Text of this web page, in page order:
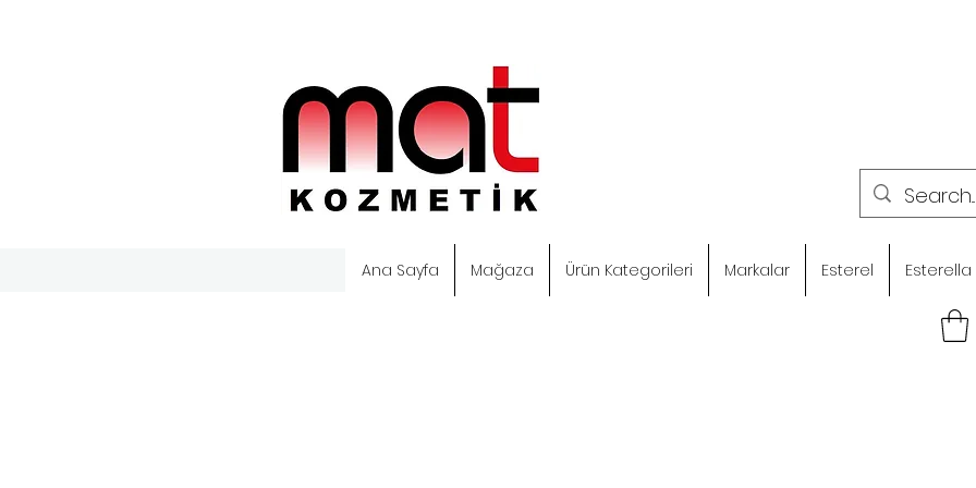
Ana Sayfa Mağaza Ürün Kategorileri Markalar Esterel Esterella